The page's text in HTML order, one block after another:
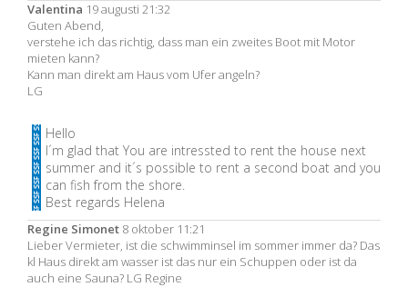
Valentina 19 augusti 21:32
Guten Abend,
verstehe ich das richtig, dass man ein zweites Boot mit Motor
mieten kann?
Kann man direkt am Haus vom Ufer angeln?
LG
Hello
I´m glad that You are intressted to rent the house next
summer and it´s possible to rent a second boat and you
can fish from the shore.
Best regards Helena
Regine Simonet 8 oktober 11:21
Lieber Vermieter, ist die schwimminsel im sommer immer da? Das
kl Haus direkt am wasser ist das nur ein Schuppen oder ist da
auch eine Sauna? LG Regine